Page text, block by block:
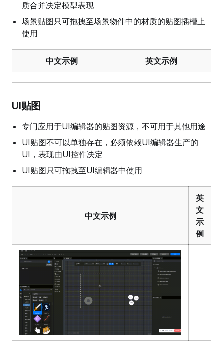
质合并决定模型表现
场景贴图只可拖拽至场景物件中的材质的贴图插槽上
使用
中文示例 英文示例
UI贴图
专门应用于UI编辑器的贴图资源，不可用于其他用途
UI贴图不可以单独存在，必须依赖UI编辑器生产的
UI，表现由UI控件决定
UI贴图只可拖拽至UI编辑器中使用
中文示例
英
文
示
例